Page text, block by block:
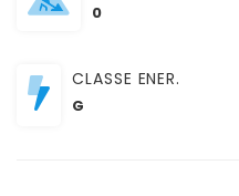
0
CLASSE ENER.
G